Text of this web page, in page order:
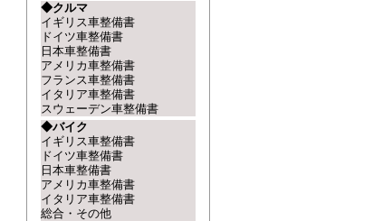
◆クルマ
イギリス車整備書
ドイツ車整備書
日本車整備書
アメリカ車整備書
フランス車整備書
イタリア車整備書
スウェーデン車整備書
◆バイク
イギリス車整備書
ドイツ車整備書
日本車整備書
アメリカ車整備書
イタリア車整備書
総合・その他